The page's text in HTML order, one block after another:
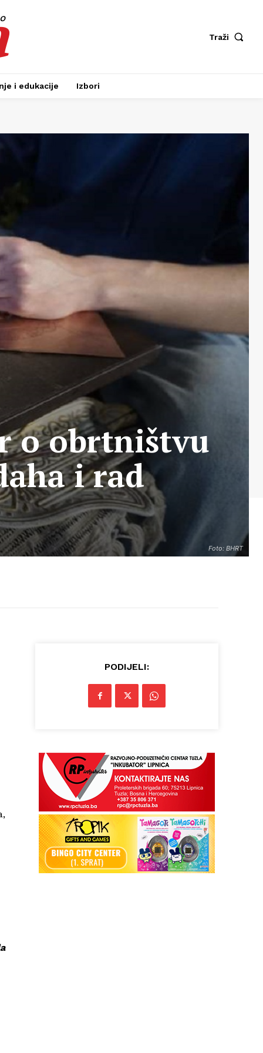
Traži
i edukacije Izbori
Foto: BHRT
o obrtništvu
i rad
PODIJELI: